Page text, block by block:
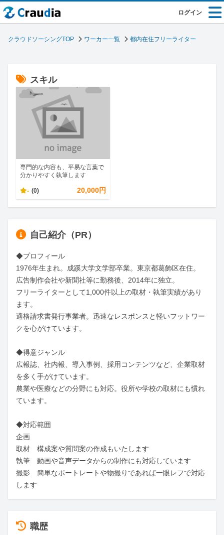
ログイン
クラウドソーシングTOP ワーカー一覧 都内在住フリーライター
スキル
専門的な内容も、平易な言葉で
分かりやすく執筆します
- (0) 20,000円
自己紹介（PR）
◆プロフィール
1976年生まれ。成蹊大学文学部卒業。東京都葛飾区在住。
広告制作会社や新聞社等に勤務後、2014年に独立。
フリーライターとして1,000件以上の取材・執筆実績があり
ます。
適格請求書発行事業者。迅速なレスポンスと軽いフットワー
クを心がけています。
◆得意ジャンル
広報誌、社内報、導入事例、採用コンテンツなど、企業取材
を多く手がけています。
農業や医療などの分野にも対応。役所や学校の取材にも慣れ
ています。
◆対応範囲
企画
取材　構成案や質問案の作成もいたします
執筆　動画や音声データからの制作にも対応しています
撮影　簡単なポートレートや物撮りであれば一眼レフで対応
します
職歴